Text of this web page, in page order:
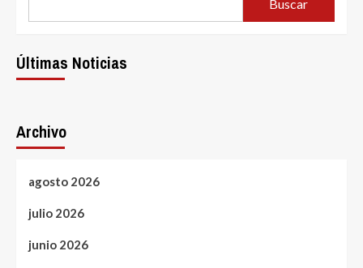
Buscar
Últimas Noticias
Archivo
agosto 2026
julio 2026
junio 2026